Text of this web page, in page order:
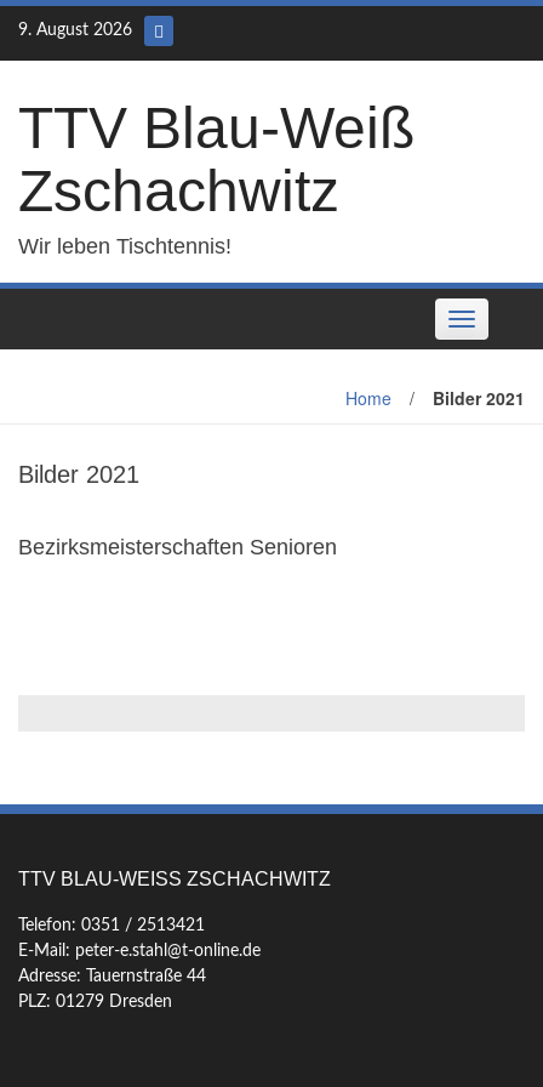
Skip
content
9. August 2026
TTV Blau-Weiß
Zschachwitz
Wir leben Tischtennis!
Toggle
navigation
Home / Bilder 2021
Bilder 2021
Bezirksmeisterschaften Senioren
TTV BLAU-WEISS ZSCHACHWITZ
Telefon: 0351 / 2513421
E-Mail: peter-e.stahl@t-online.de
Adresse: Tauernstraße 44
PLZ: 01279 Dresden